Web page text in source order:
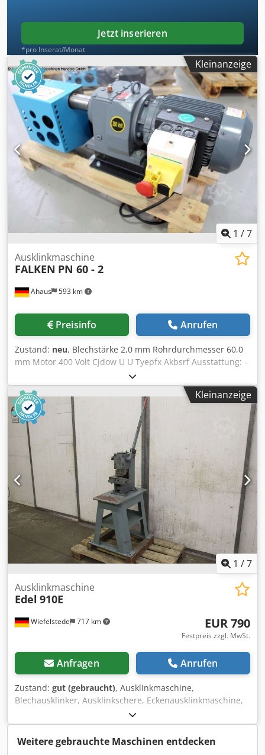
Jetzt inserieren
*pro Inserat/Monat
Kleinanzeige
1 /7
Ahaus 593 km
Ausklinkmaschine
FALKEN PN 60 - 2
Preisinfo Anrufen
Zustand: neu, Blechstärke 2,0 mm Rohrdurchmesser 60,0
mm Motor 400 Volt Cjdow U U Tyepfx Akbsrf Ausstattung: -
motorische Rohrausklinkmaschine - für Rohre 12 - 16 - 22 -
27 - 33 - 42 - 48 und 60 mm - Wandstärke 2,0 mm
Kleinanzeige
1 /7
Wiefelstede 717 km
Ausklinkmaschine
Edel 910E
EUR 790
Festpreis zzgl. MwSt.
Anfragen Anrufen
Zustand: gut (gebraucht), Ausklinkmaschine,
Blechausklinker, Ausklinkschere, Eckenausklinkmaschine,
Eckschere, Eckenschere -max. Schnittleistung: ca. 2 mm -
Messerlänge: 102 mm -Abmessungen: 620/590/H1790 mm
-Gewicht: 150 kg Codpfx Aksdf U S Aoberf
Weitere gebrauchte Maschinen entdecken